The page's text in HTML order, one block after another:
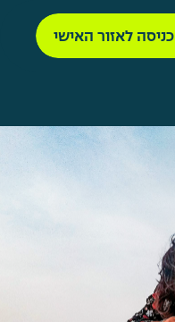
כניסה לאזור האישי